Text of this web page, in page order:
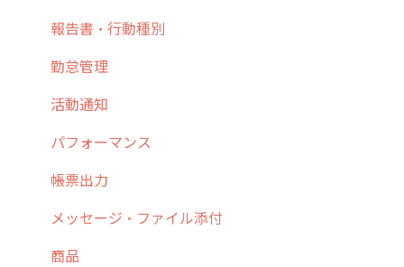
7. 初心者向けよくある質問集
8. 用語集
9. もっと便利に利用するための設定
10.ユーザー向けおすすめの使い方
【業界業種別】cyzen設定方法
報告書・行動種別
勤怠管理
活動通知
パフォーマンス
帳票出力
メッセージ・ファイル添付
商品